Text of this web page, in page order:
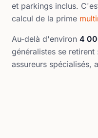
et parkings inclus.
calcul de la prime
Au-delà d'environ 4
généralistes se
assureurs spécialisés,